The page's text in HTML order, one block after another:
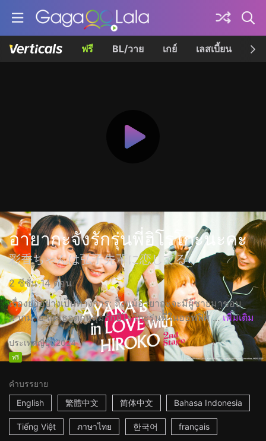
ฟรี BL/วาย เกย์ เลสเบี้ยน เค
อายากะจังรักรุ่นพี่ฮิโรโกะนะคะ
彩香ちゃんは弘子先輩に恋してる
2 ซีซั่น 14 ตอน
เรื่องย่ออย่างเป็นทางการ: ถึึงแม้อายากะจะมีผู้ชายมาชอบ
มากมาย แต่เธอตกหลุมรักฮิโรโกะรุ่นพี่ในออฟฟิศ ... เพิ่มเติม
ประเทศญี่ปุ่น2024
ฟรี
คำบรรยาย
English
繁體中文 简体中文 Bahasa Indonesia
Tiếng Việt ภาษาไทย 한국어 français